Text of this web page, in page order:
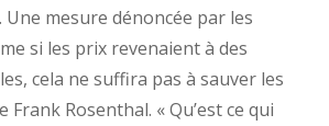
mesure dénoncée par les
si les prix revenaient à des
cela ne suffira pas à sauver les
Rosenthal. « Qu’est ce qui